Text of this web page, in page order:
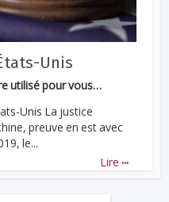
Unis
utilisé pour vous…
Unis La justice
preuve en est avec
le...
Lire ...